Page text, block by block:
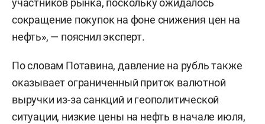
участников рынка, поскольку ожидалось
сокращение покупок на фоне снижения цен на
нефть», — пояснил эксперт.
По словам Потавина, давление на рубль также
оказывает ограниченный приток валютной
выручки из-за санкций и геополитической
ситуации, низкие цены на нефть в начале июля,